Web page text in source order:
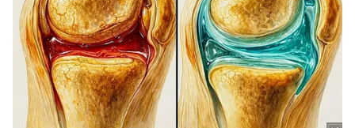
DOWNLOAD APP